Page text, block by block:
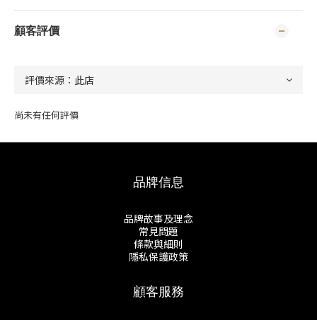
顧客評價
尚未有任何評價
品牌信息
品牌故事及理念
常見問題
條款與細則
隱私保護政策
顧客服務